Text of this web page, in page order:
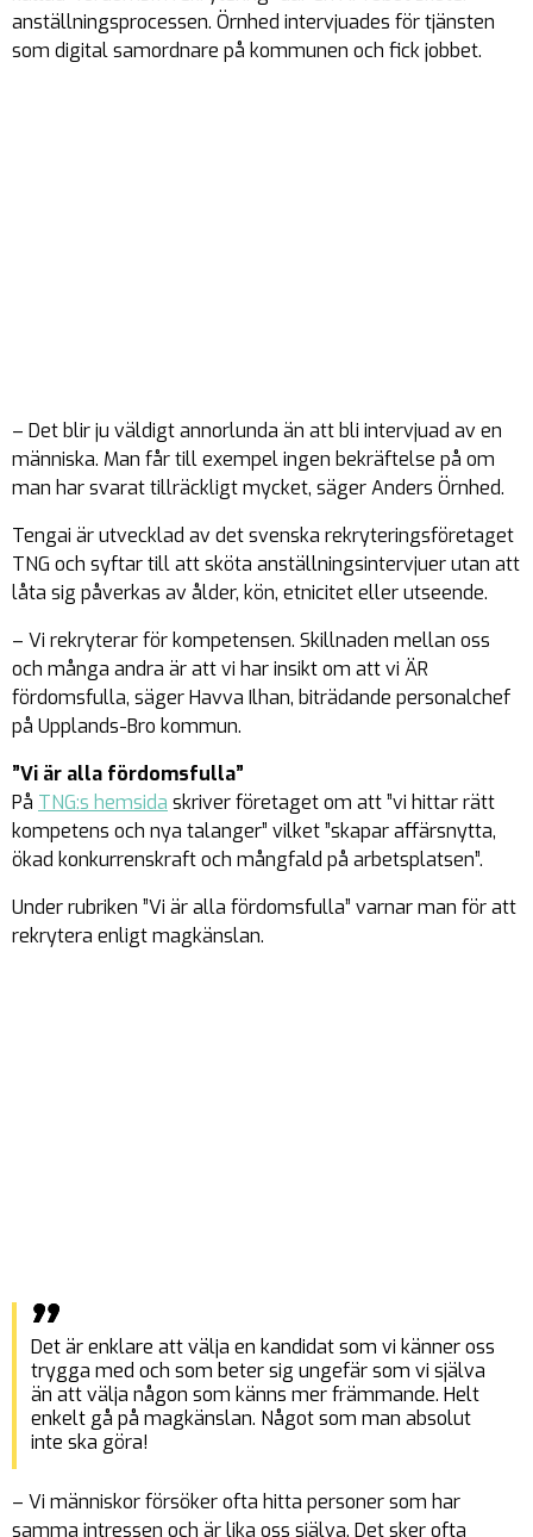
anställningsprocessen. Örnhed intervjuades för tjänsten
som digital samordnare på kommunen och fick jobbet.
– Det blir ju väldigt annorlunda än att bli intervjuad av en
människa. Man får till exempel ingen bekräftelse på om
man har svarat tillräckligt mycket, säger Anders Örnhed.
Tengai är utvecklad av det svenska rekryteringsföretaget
TNG och syftar till att sköta anställningsintervjuer utan att
låta sig påverkas av ålder, kön, etnicitet eller utseende.
– Vi rekryterar för kompetensen. Skillnaden mellan oss
och många andra är att vi har insikt om att vi ÄR
fördomsfulla, säger Havva Ilhan, biträdande personalchef
på Upplands-Bro kommun.
”Vi är alla fördomsfulla”
På TNG:s hemsida skriver företaget om att ”vi hittar rätt
kompetens och nya talanger” vilket ”skapar affärsnytta,
ökad konkurrenskraft och mångfald på arbetsplatsen”.
Under rubriken ”Vi är alla fördomsfulla” varnar man för att
rekrytera enligt magkänslan.
Det är enklare att välja en kandidat som vi känner oss
trygga med och som beter sig ungefär som vi själva
än att välja någon som känns mer främmande. Helt
enkelt gå på magkänslan. Något som man absolut
inte ska göra!
– Vi människor försöker ofta hitta personer som har
samma intressen och är lika oss själva. Det sker ofta